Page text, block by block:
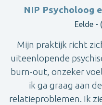
NIP Psycholoog
Eelde -
Mijn praktijk richt
uiteenlopende
burn-out, onzeker
ik ga graag aan
relatieproblemen. Ik